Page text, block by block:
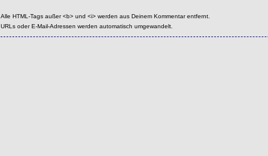
Alle HTML-Tags außer <b> und <i> werden aus Deinem Kommentar entfernt.
URLs oder E-Mail-Adressen werden automatisch umgewandelt.